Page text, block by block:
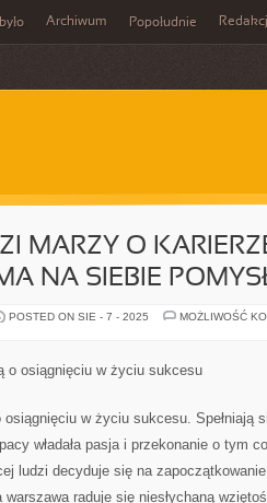
Archiwum Popołudnie
MARZY O
NA SIEBIE
POSTED ON SIE - 7 - 2025
MOŻLIWOŚĆ
o osiągnięciu w życiu sukcesu
osiągnięciu w życiu sukcesu. Spełniają
władała pasja i przekonanie o tym
ludzi decyduje się na
raduje się niesłychaną